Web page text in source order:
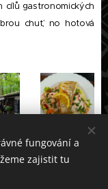
cílů gastronomických
chuť, no hotová
fungování a
zajistit tu